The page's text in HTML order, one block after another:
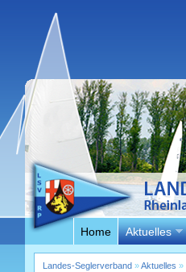
Home Aktuelles
Landes-Seglerverband»Aktuelles »